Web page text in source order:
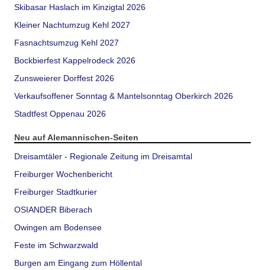
Skibasar Haslach im Kinzigtal 2026
Kleiner Nachtumzug Kehl 2027
Fasnachtsumzug Kehl 2027
Bockbierfest Kappelrodeck 2026
Zunsweierer Dorffest 2026
Verkaufsoffener Sonntag & Mantelsonntag Oberkirch 2026
Stadtfest Oppenau 2026
Neu auf Alemannischen-Seiten
Dreisamtäler - Regionale Zeitung im Dreisamtal
Freiburger Wochenbericht
Freiburger Stadtkurier
OSIANDER Biberach
Owingen am Bodensee
Feste im Schwarzwald
Burgen am Eingang zum Höllental